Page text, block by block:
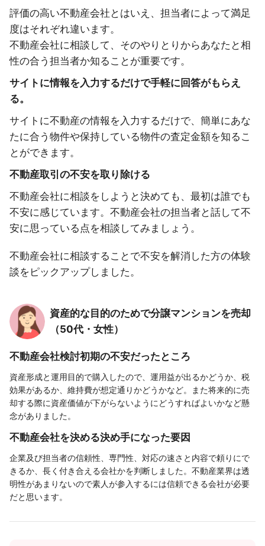
評価の高い不動産会社とはいえ、担当者によって満足
度はそれぞれ違います。
不動産会社に相談して、そのやりとりからあなたと相
性の合う担当者か知ることが重要です。
サイトに情報を入力するだけで手軽に回答がもらえ
る。
サイトに不動産の情報を入力するだけで、簡単にあな
たに合う物件や保持している物件の査定金額を知るこ
とができます。
不動産取引の不安を取り除ける
不動産会社に相談をしようと決めても、最初は誰でも
不安に感じています。不動産会社の担当者と話して不
安に思っている点を相談してみましょう。
不動産会社に相談することで不安を解消した方の体験
談をピックアップしました。
資産的な目的のためで分譲マンションを売却
（50代・女性）
不動産会社検討初期の不安だったところ
資産形成と運用目的で購入したので、運用益が出るかどうか、税
効果があるか、維持費が想定通りかどうかなど。また将来的に売
却する際に資産価値が下がらないようにどうすればよいかなど懸
念がありました。
不動産会社を決める決め手になった要因
企業及び担当者の信頼性、専門性、対応の速さと内容で頼りにで
きるか、長く付き合える会社かを判断しました。不動産業界は透
明性があまりないので素人が参入するには信頼できる会社が必要
だと思います。